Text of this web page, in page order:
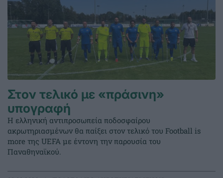
Στον τελικό με «πράσινη»
υπογραφή
Η ελληνική αντιπροσωπεία ποδοσφαίρου
ακρωτηριασμένων θα παίξει στον τελικό του Football is
more της UEFA με έντονη την παρουσία του
Παναθηναϊκού.